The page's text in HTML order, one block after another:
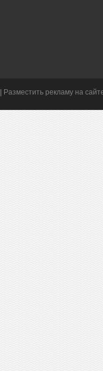
Разместить рекламу на